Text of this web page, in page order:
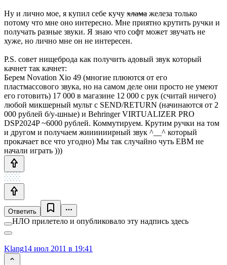
Ну и лично мое, я купил себе кучу хлама железа только
потому что мне оно интересно. Мне приятно крутить ручки и
получать разные звуки. Я знаю что софт может звучать не
хуже, но лично мне он не интересен.
P.S. совет нищеброда как получить адовый звук который
качнет так качнет:
Берем Novation Xio 49 (многие плюются от его
пластмассового звука, но на самом деле они просто не умеют
его готовить) 17 000 в магазине 12 000 с рук (считай ничего)
любой микшерный мульт с SEND/RETURN (начинаются от 2
000 рублей б/у-шные) и Behringer VIRTUALIZER PRO
DSP2024P ~6000 рублей. Коммутируем. Крутим ручки на том
и другом и получаем жиииииирный звук ^__^ который
прокачает все что угодно) Мы так случайно чуть EBM не
начали играть )))
Ответить
НЛО прилетело и опубликовало эту надпись здесь
Klang14 июл 2011 в 19:41